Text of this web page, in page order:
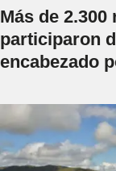
Más de
participaron
encabezado